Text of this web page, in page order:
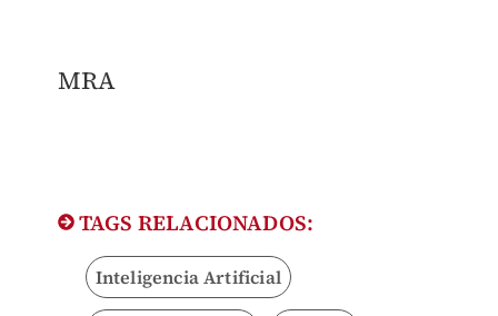
MRA
TAGS RELACIONADOS:
Inteligencia Artificial